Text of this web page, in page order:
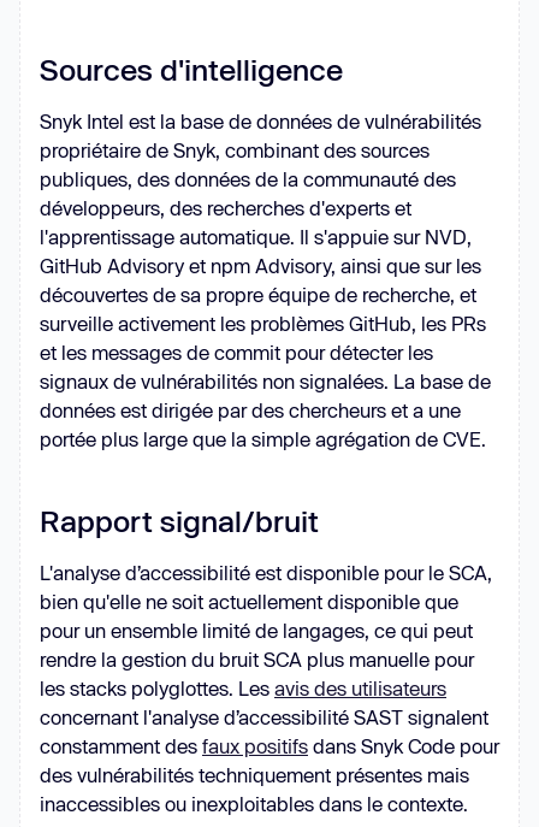
Sources d'intelligence
Snyk Intel est la base de données de vulnérabilités
propriétaire de Snyk, combinant des sources
publiques, des données de la communauté des
développeurs, des recherches d'experts et
l'apprentissage automatique. Il s'appuie sur NVD,
GitHub Advisory et npm Advisory, ainsi que sur les
découvertes de sa propre équipe de recherche, et
surveille activement les problèmes GitHub, les PRs
et les messages de commit pour détecter les
signaux de vulnérabilités non signalées. La base de
données est dirigée par des chercheurs et a une
portée plus large que la simple agrégation de CVE.
Rapport signal/bruit
L'analyse d’accessibilité est disponible pour le SCA,
bien qu'elle ne soit actuellement disponible que
pour un ensemble limité de langages, ce qui peut
rendre la gestion du bruit SCA plus manuelle pour
les stacks polyglottes. Les avis des utilisateurs
concernant l'analyse d’accessibilité SAST signalent
constamment des faux positifs dans Snyk Code pour
des vulnérabilités techniquement présentes mais
inaccessibles ou inexploitables dans le contexte.